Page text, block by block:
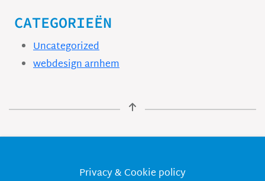
CATEGORIEËN
Uncategorized
webdesign arnhem
Privacy & Cookie policy